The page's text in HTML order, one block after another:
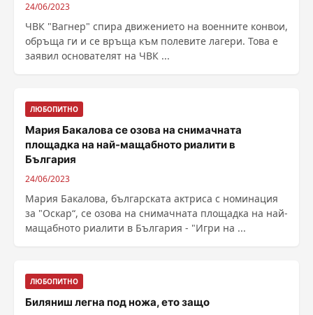
24/06/2023
ЧВК "Вагнер" спира движението на военните конвои,
обръща ги и се връща към полевите лагери. Това е
заявил основателят на ЧВК ...
ЛЮБОПИТНО
Мария Бакалова се озова на снимачната
площадка на най-мащабното риалити в
България
24/06/2023
Мария Бакалова, българската актриса с номинация
за "Оскар“, се озова на снимачната площадка на най-
мащабното риалити в България - "Игри на ...
ЛЮБОПИТНО
Биляниш легна под ножа, ето защо